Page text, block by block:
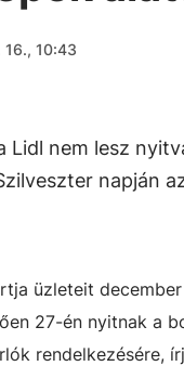
10:43
Lidl nem lesz
napján
üzleteit
27-én nyitnak a
rendelkezésére,